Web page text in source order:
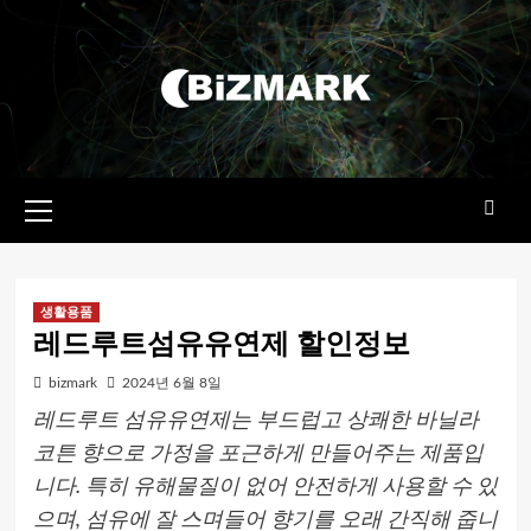
메뉴
생활용품
레드루트섬유유연제 할인정보
bizmark 2024년 6월 8일
레드루트 섬유유연제는 부드럽고 상쾌한 바닐라
코튼 향으로 가정을 포근하게 만들어주는 제품입
니다. 특히 유해물질이 없어 안전하게 사용할 수 있
으며, 섬유에 잘 스며들어 향기를 오래 간직해 줍니